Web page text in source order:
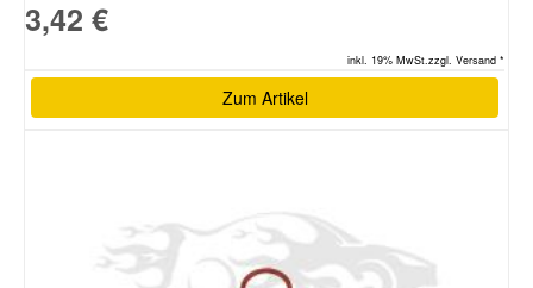
3,42 €
inkl. 19% MwSt.zzgl. Versand *
Zum Artikel